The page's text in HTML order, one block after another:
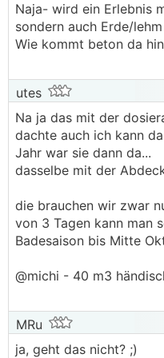
Naja- wird ein Erlebnis
sondern auch Erde/
Wie kommt beton da
utes
Na ja das mit der
dachte auch ich kann
Jahr war sie dann da...
dasselbe mit der
die brauchen wir zwar
von 3 Tagen kann man
Badesaison bis Mitte
@michi - 40 m3
MRu
ja, geht das nicht? ;)